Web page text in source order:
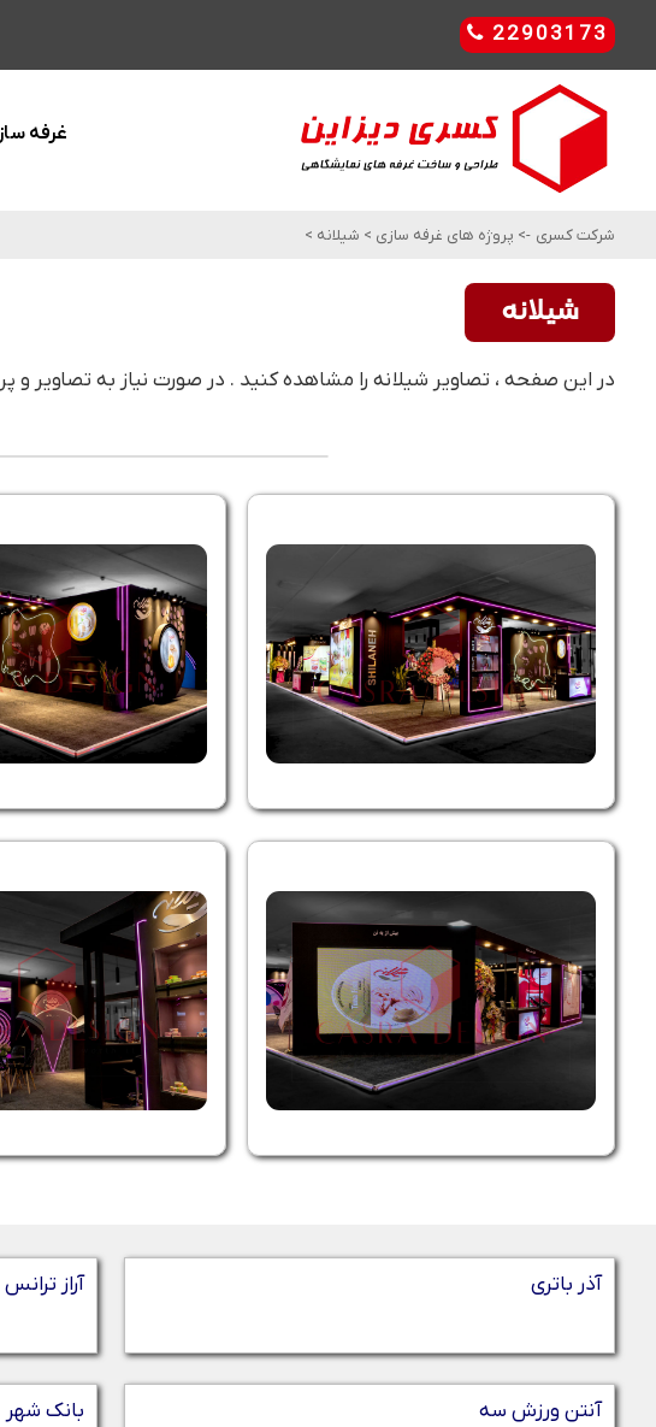
22903173
غرفه
شرکت کسری -> پروژه های غرفه سازی > شیلانه >
شیلانه
در این صفحه ، تصاویر شیلانه را مشاهده کنید . در صورت نیاز به تصاویر و
آذر باتری آراز ترانس
آنتن ورزش سه بانک شهر